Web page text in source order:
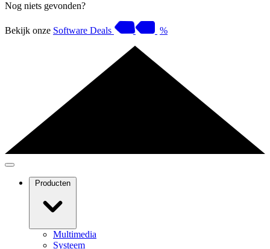
Nog niets gevonden?
Bekijk onze Software Deals %
Producten
Multimedia
Systeem